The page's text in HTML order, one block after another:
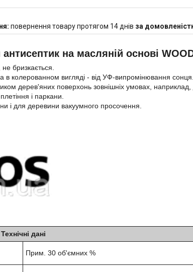
повернення товару протягом 14 днів за
на масляній основі
бризкається.
в колерованном вигляді - від УФ-випромінювання сонця.
дерев'яних поверхонь зовнішніх умовах, наприклад,
і паркани.
і для деревини вакуумного просочення.
Технічні дані
Прим. 30 об'ємних %